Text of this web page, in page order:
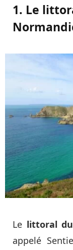
1. Le
Le littoral
appelé